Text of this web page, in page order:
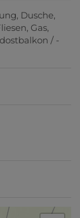
Dusche
Gas
/ -